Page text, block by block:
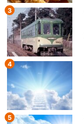
3
4
5